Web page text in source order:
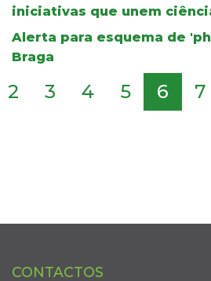
iniciativas que unem
Alerta para esquema de
Braga
2 3 4 5 6 7
CONTACTOS